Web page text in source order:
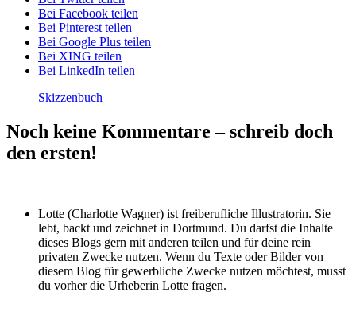
Bei Facebook teilen
Bei Pinterest teilen
Bei Google Plus teilen
Bei XING teilen
Bei LinkedIn teilen
Skizzenbuch
Noch keine Kommentare – schreib doch
den ersten!
Lotte (Charlotte Wagner) ist freiberufliche Illustratorin. Sie
lebt, backt und zeichnet in Dortmund. Du darfst die Inhalte
dieses Blogs gern mit anderen teilen und für deine rein
privaten Zwecke nutzen. Wenn du Texte oder Bilder von
diesem Blog für gewerbliche Zwecke nutzen möchtest, musst
du vorher die Urheberin Lotte fragen.